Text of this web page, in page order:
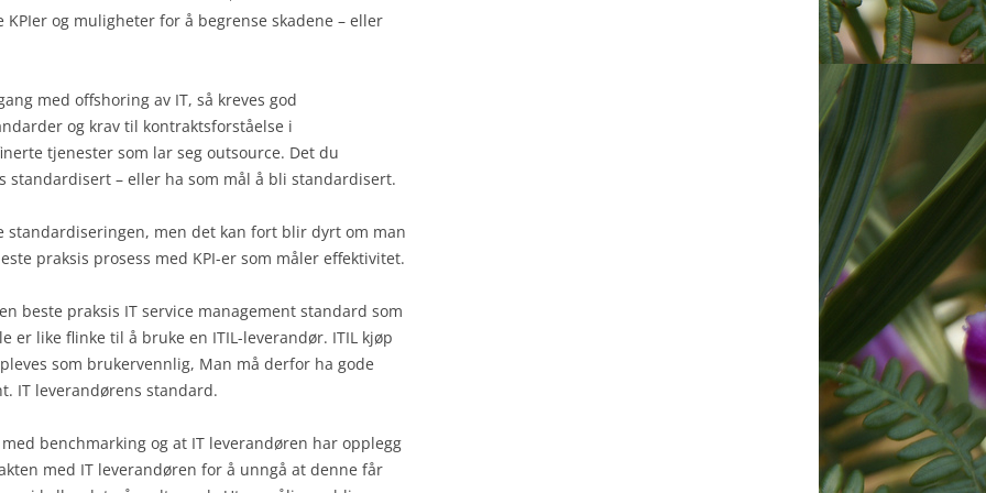
og muligheter for å begrense skadene – eller
med offshoring av IT, så kreves god
og krav til kontraktsforståelse i
tjenester som lar seg outsource. Det du
– eller ha som mål å bli standardisert.
standardiseringen, men det kan fort blir dyrt om man
praksis prosess med KPI-er som måler effektivitet.
beste praksis IT service management standard som
er like flinke til å bruke en ITIL-leverandør. ITIL kjøp
som brukervennlig, Man må derfor ha gode
IT leverandørens standard.
benchmarking og at IT leverandøren har opplegg
med IT leverandøren for å unngå at denne får